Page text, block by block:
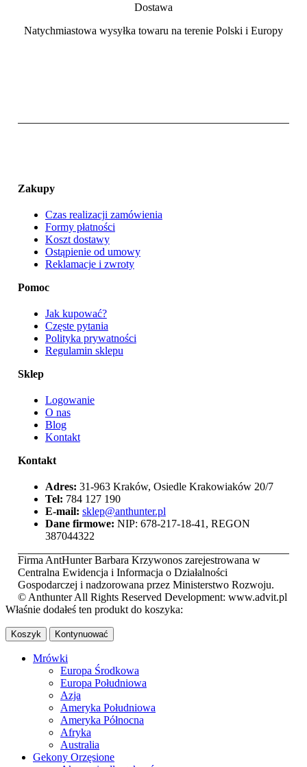
Dostawa
Natychmiastowa wysyłka towaru na terenie Polski i Europy
Zakupy
Czas realizacji zamówienia
Formy płatności
Koszt dostawy
Ostąpienie od umowy
Reklamacje i zwroty
Pomoc
Jak kupować?
Częste pytania
Polityka prywatności
Regulamin sklepu
Sklep
Logowanie
O nas
Blog
Kontakt
Kontakt
Adres: 31-963 Kraków, Osiedle Krakowiaków 20/7
Tel: 784 127 190
E-mail: sklep@anthunter.pl
Dane firmowe: NIP: 678-217-18-41, REGON
387044322
Firma AntHunter Barbara Krzywonos zarejestrowana w
Centralna Ewidencja i Informacja o Działalności
Gospodarczej i nadzorowana przez Ministerstwo Rozwoju.
© Anthunter All Rights Reserved Development: www.advit.pl
Właśnie dodałeś ten produkt do koszyka:
Koszyk Kontynuować
Mrówki
Europa Środkowa
Europa Południowa
Azja
Ameryka Południowa
Ameryka Północna
Afryka
Australia
Gekony Orzęsione